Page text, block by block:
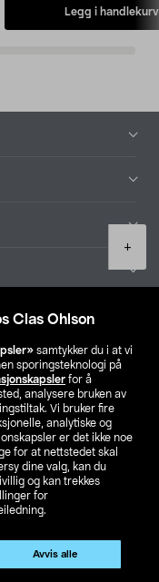
Clas Ohlson
samtykker du i at vi
sporingsteknologi på
for å
analysere bruken av
Vi bruker fire
analytiske og
er det ikke noe
for at nettstedet skal
dine valg, kan du
og kan trekkes
for
Avvis alle
+
Legg i handlekurv